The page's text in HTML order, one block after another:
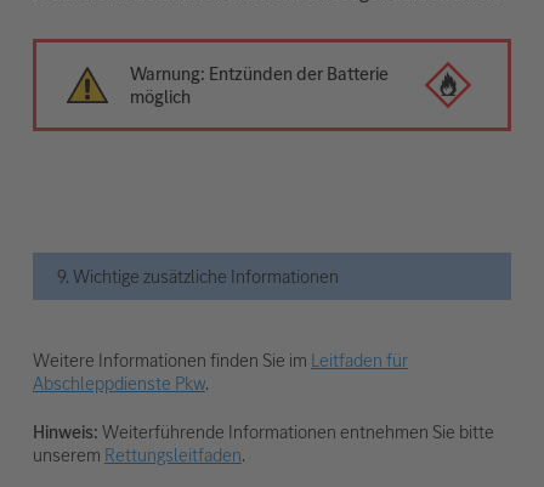
Warnung: Entzünden der Batterie
möglich
9. Wichtige zusätzliche Informationen
Weitere Informationen finden Sie im Leitfaden für
Abschleppdienste Pkw.
Hinweis:Weiterführende Informationen entnehmen Sie bitte
unserem Rettungsleitfaden.